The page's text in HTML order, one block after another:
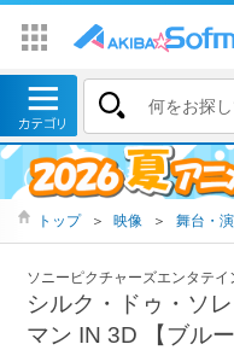
トップ ＞ 映像 ＞ 舞台・
ソニーピクチャーズエンタテイ
シルク・ドゥ・ソ
マン IN 3D 【ブル